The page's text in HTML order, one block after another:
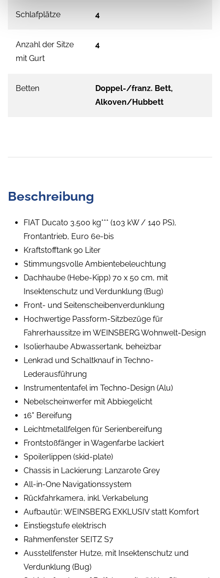
Schlafplätze 4
Anzahl der Sitze
mit Gurt
4
Betten
Doppel-/franz. Bett,
Alkoven/Hubbett
Beschreibung
FIAT Ducato 3.500 kg*** (103 kW / 140 PS),
Frontantrieb, Euro 6e-bis
Kraftstofftank 90 Liter
Stimmungsvolle Ambientebeleuchtung
Dachhaube (Hebe-Kipp) 70 x 50 cm, mit
Insektenschutz und Verdunklung (Bug)
Front- und Seitenscheibenverdunklung
Hochwertige Passform-Sitzbezüge für
Fahrerhaussitze im WEINSBERG Wohnwelt-Design
Isolierhaube Abwassertank, beheizbar
Lenkrad und Schaltknauf in Techno-
Lederausführung
Instrumententafel im Techno-Design (Alu)
Nebelscheinwerfer mit Abbiegelicht
16" Bereifung
Leichtmetallfelgen für Serienbereifung
Frontstoßfänger in Wagenfarbe lackiert
Spoilerlippen (skid-plate)
Chassis in Lackierung: Lanzarote Grey
All-in-One Navigationssystem
Rückfahrkamera, inkl. Verkabelung
Aufbautür: WEINSBERG EXKLUSIV statt Komfort
Einstiegstufe elektrisch
Rahmenfenster SEITZ S7
Ausstellfenster Hutze, mit Insektenschutz und
Verdunklung (Bug)